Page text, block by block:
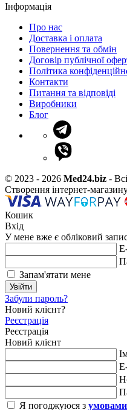
Інформація
Про нас
Доставка і оплата
Повернення та обмін
Договір публічної
Політика
Контакти
Питання та відповіді
Виробники
Блог
© 2023 - 2026 Med24.biz -
Створення інтернет-
Кошик
Вхід
У мене вже є обліковий
Запам'ятати мене
Увійти
Забули пароль?
Новий клієнт?
Реєстрація
Реєстрація
Новий клієнт
Я погоджуюся з